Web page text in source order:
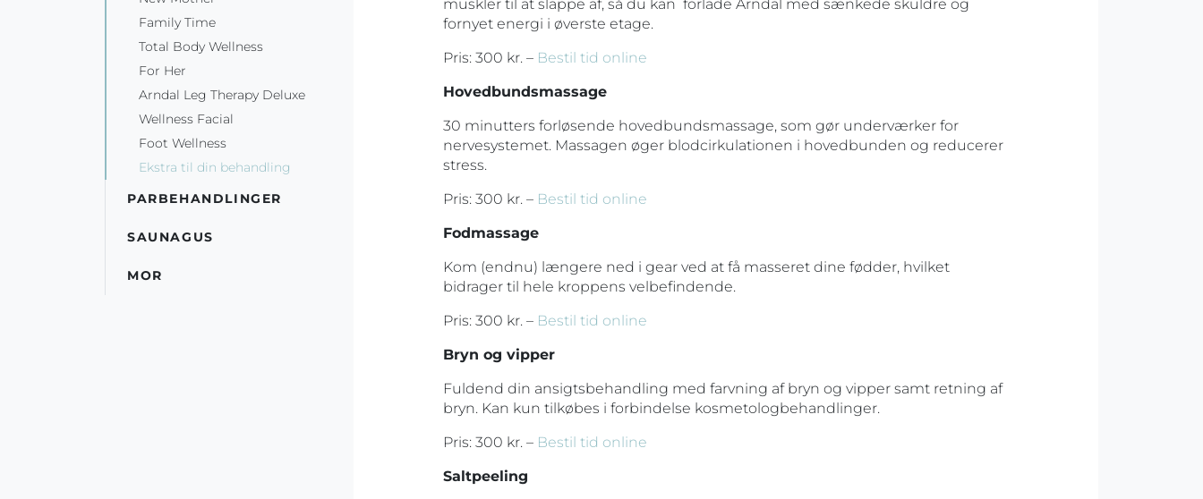
muskler til at slappe af, så du kan forlade Arndal med sænkede skuldre og
fornyet energi i øverste etage.
Pris: 300 kr. – Bestil tid online
Hovedbundsmassage
30 minutters forløsende hovedbundsmassage, som gør underværker for
nervesystemet. Massagen øger blodcirkulationen i hovedbunden og reducerer
stress.
Pris: 300 kr. – Bestil tid online
Fodmassage
Kom (endnu) længere ned i gear ved at få masseret dine fødder, hvilket
bidrager til hele kroppens velbefindende.
Pris: 300 kr. – Bestil tid online
Bryn og vipper
Fuldend din ansigtsbehandling med farvning af bryn og vipper samt retning af
bryn. Kan kun tilkøbes i forbindelse kosmetologbehandlinger.
Pris: 300 kr. – Bestil tid online
Saltpeeling
Family Time
Total Body Wellness
For Her
Arndal Leg Therapy Deluxe
Wellness Facial
Foot Wellness
Ekstra til din behandling
PARBEHANDLINGER
SAUNAGUS
MOR